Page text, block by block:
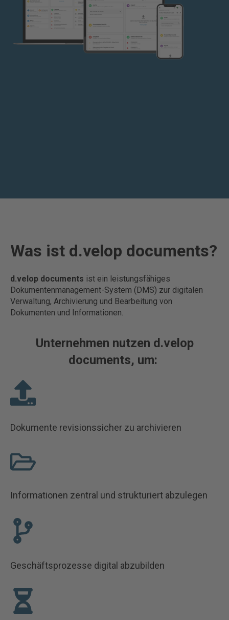
Was ist d.velop documents?
d.velop documents ist ein leistungsfähiges
Dokumentenmanagement-System (DMS) zur digitalen
Verwaltung, Archivierung und Bearbeitung von
Dokumenten und Informationen.
Unternehmen nutzen d.velop
documents, um:
Dokumente revisionssicher zu archivieren
Informationen zentral und strukturiert abzulegen
Geschäftsprozesse digital abzubilden